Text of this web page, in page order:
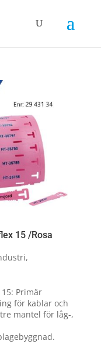
15 /Rosa
,
Primär
för kablar och
mantel för låg-,